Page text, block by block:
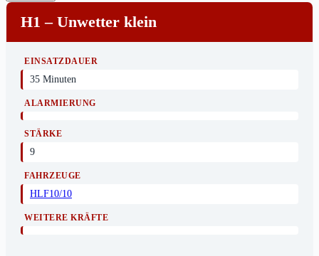
H1 – Unwetter klein
EINSATZDAUER
35 Minuten
ALARMIERUNG
STÄRKE
9
FAHRZEUGE
HLF10/10
WEITERE KRÄFTE